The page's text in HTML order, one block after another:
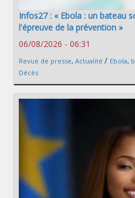
Infos27 : « Ebola : un bateau
l'épreuve de la prévention »
06/08/2026 - 06:31
Revue de presse, Actualité / Ebola,
Décès